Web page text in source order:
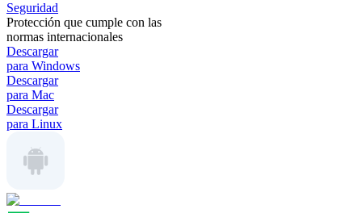
Seguridad
Protección que cumple con las
normas internacionales
Descargar
para Windows
Descargar
para Mac
Descargar
para Linux